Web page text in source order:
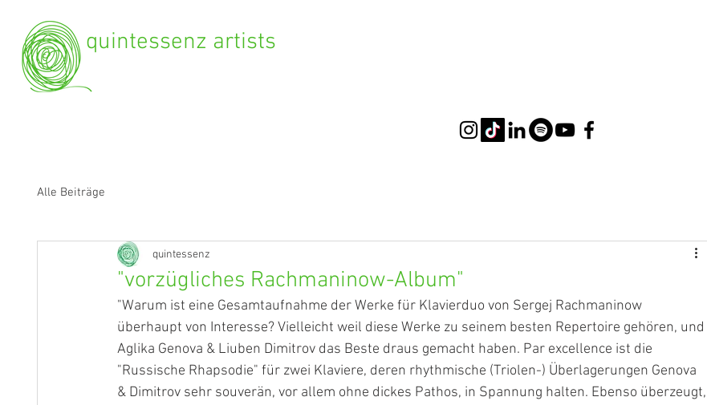
quintessenz artists
Alle Beiträge
"vorzügliches Rachmaninow-Album"
quintessenz
"Warum ist eine Gesamtaufnahme der Werke für Klavierduo von Sergej Rachmaninow
überhaupt von Interesse? Vielleicht weil diese Werke zu seinem besten Repertoire gehören, und
Aglika Genova & Liuben Dimitrov das Beste draus gemacht haben. Par excellence ist die
"Russische Rhapsodie" für zwei Klaviere, deren rhythmische (Triolen-) Überlagerungen Genova
& Dimitrov sehr souverän, vor allem ohne dickes Pathos, in Spannung halten. Ebenso überzeugt,